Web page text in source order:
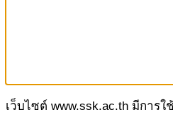
เว็บไซต์ www.ssk.ac.th มีการ